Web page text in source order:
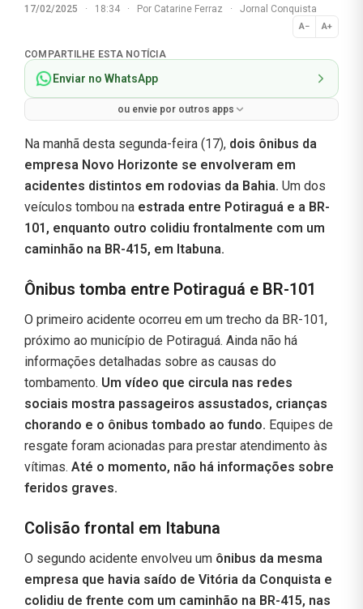
17/02/2025 · 18:34 · Por Catarine Ferraz · Jornal Conquista
A− A+
Normal
COMPARTILHE ESTA NOTÍCIA
Enviar no WhatsApp
ou envie por outros apps
Na manhã desta segunda-feira (17), dois ônibus da
empresa Novo Horizonte se envolveram em
acidentes distintos em rodovias da Bahia. Um dos
veículos tombou na estrada entre Potiraguá e a BR-
101, enquanto outro colidiu frontalmente com um
caminhão na BR-415, em Itabuna.
Ônibus tomba entre Potiraguá e BR-101
O primeiro acidente ocorreu em um trecho da BR-101,
próximo ao município de Potiraguá. Ainda não há
informações detalhadas sobre as causas do
tombamento. Um vídeo que circula nas redes
sociais mostra passageiros assustados, crianças
chorando e o ônibus tombado ao fundo. Equipes de
resgate foram acionadas para prestar atendimento às
vítimas. Até o momento, não há informações sobre
feridos graves.
Colisão frontal em Itabuna
O segundo acidente envolveu um ônibus da mesma
empresa que havia saído de Vitória da Conquista e
colidiu de frente com um caminhão na BR-415, nas